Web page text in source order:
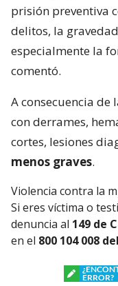
prisión preventiva
delitos, la
especialmente la
comentó.
A consecuencia de
con derrames,
cortes, lesiones
menos graves.
Violencia contra la
Si eres víctima o
denuncia al 149 de
en el 800 104 008
ERROR?